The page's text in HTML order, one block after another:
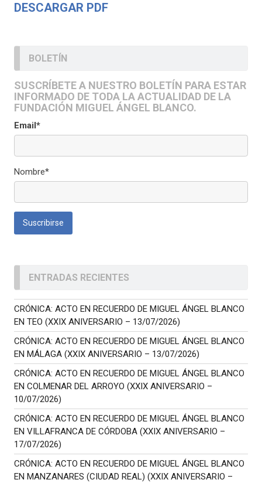
DESCARGAR PDF
BOLETÍN
SUSCRÍBETE A NUESTRO BOLETÍN PARA ESTAR
INFORMADO DE TODA LA ACTUALIDAD DE LA
FUNDACIÓN MIGUEL ÁNGEL BLANCO.
Email*
Nombre*
ENTRADAS RECIENTES
CRÓNICA: ACTO EN RECUERDO DE MIGUEL ÁNGEL BLANCO
EN TEO (XXIX ANIVERSARIO – 13/07/2026)
CRÓNICA: ACTO EN RECUERDO DE MIGUEL ÁNGEL BLANCO
EN MÁLAGA (XXIX ANIVERSARIO – 13/07/2026)
CRÓNICA: ACTO EN RECUERDO DE MIGUEL ÁNGEL BLANCO
EN COLMENAR DEL ARROYO (XXIX ANIVERSARIO –
10/07/2026)
CRÓNICA: ACTO EN RECUERDO DE MIGUEL ÁNGEL BLANCO
EN VILLAFRANCA DE CÓRDOBA (XXIX ANIVERSARIO –
17/07/2026)
CRÓNICA: ACTO EN RECUERDO DE MIGUEL ÁNGEL BLANCO
EN MANZANARES (CIUDAD REAL) (XXIX ANIVERSARIO –